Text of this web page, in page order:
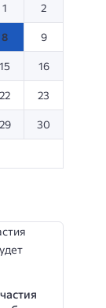
1 2
8 9
15 16
22 23
29 30